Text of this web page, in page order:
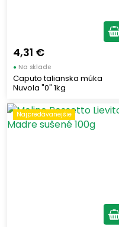
Tvrdá pšenica
Mäkká pšenica
Celozrnná pšenica(4)
Bez lepku(6)
4,31 €
● Na sklade
Caputo talianska múka
Nuvola "0" 1kg
Najpredávanejšie